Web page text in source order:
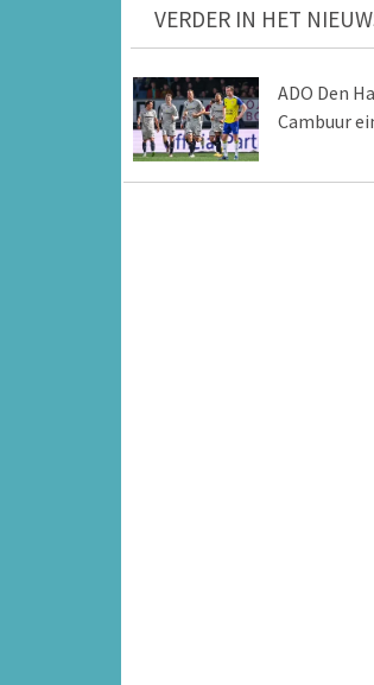
VERDER IN HET
ADO Den
Cambuur